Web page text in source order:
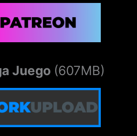
Juego (607MB)